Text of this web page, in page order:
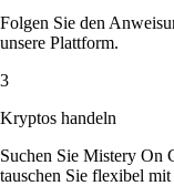
Folgen Sie den
unsere Plattform.
3
Kryptos handeln
Suchen Sie Mistery On
tauschen Sie flexibel